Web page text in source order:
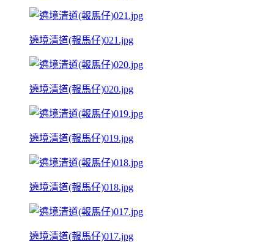
遶境清道(報馬仔)021.jpg
遶境清道(報馬仔)020.jpg
遶境清道(報馬仔)019.jpg
遶境清道(報馬仔)018.jpg
遶境清道(報馬仔)017.jpg